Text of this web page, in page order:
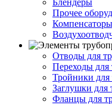
Прочее
Компенсаторы
Отводы для
Переходы для
Тройники для
Заглушки для
Фланцы для